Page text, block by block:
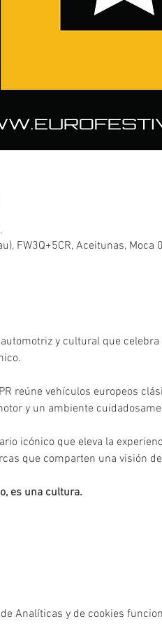
FW3Q+5CR, Aceitunas, Moca
y cultural que
reúne vehículos europeos
y un ambiente
icónico que eleva la
que comparten una visión
es una cultura.
Analíticas y de cookies